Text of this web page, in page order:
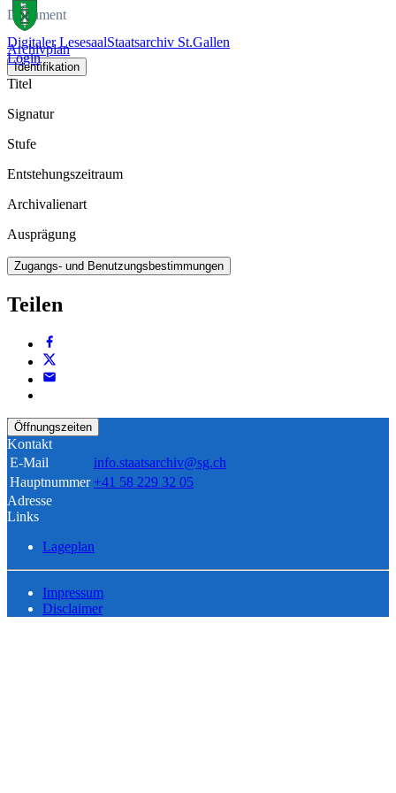
Digitaler LesesaalStaatsarchiv St.Gallen
Login
Dokument
Archivplan
Identifikation
Titel
Signatur
Stufe
Entstehungszeitraum
Archivalienart
Ausprägung
Zugangs- und Benutzungsbestimmungen
Teilen
Öffnungszeiten
Kontakt
E-Mail
info.staatsarchiv@sg.ch
Hauptnummer +41 58 229 32 05
Adresse
Links
Lageplan
Impressum
Disclaimer